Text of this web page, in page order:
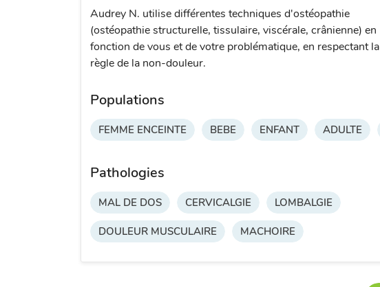
Audrey N. utilise différentes techniques d'ostéopathie
(ostéopathie structurelle, tissulaire, viscérale, crânienne) en
fonction de vous et de votre problématique, en respectant la
règle de la non-douleur.
Populations
FEMME ENCEINTE BEBE ENFANT ADULTE
Pathologies
MAL DE DOS CERVICALGIE LOMBALGIE
DOULEUR MUSCULAIRE MACHOIRE